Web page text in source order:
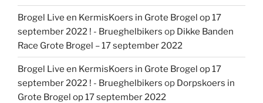
Brogel Live en KermisKoers in Grote Brogel op 17
september 2022 ! - Brueghelbikers op Dikke Banden
Race Grote Brogel – 17 september 2022
Brogel Live en KermisKoers in Grote Brogel op 17
september 2022 ! - Brueghelbikers op Dorpskoers in
Grote Brogel op 17 september 2022